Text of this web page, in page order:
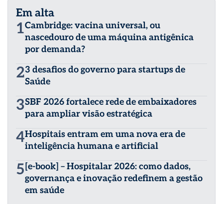
Em alta
1Cambridge: vacina universal, ou
nascedouro de uma máquina antigênica
por demanda?
23 desafios do governo para startups de
Saúde
3SBF 2026 fortalece rede de embaixadores
para ampliar visão estratégica
4Hospitais entram em uma nova era de
inteligência humana e artificial
5 [e-book] – Hospitalar 2026: como dados,
governança e inovação redefinem a gestão
em saúde